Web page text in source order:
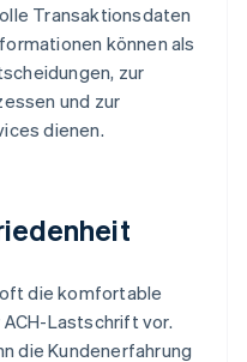
Transaktionsdaten
können als
zur
und zur
dienen.
oft die komfortable
Lastschrift vor.
die Kundenerfahrung